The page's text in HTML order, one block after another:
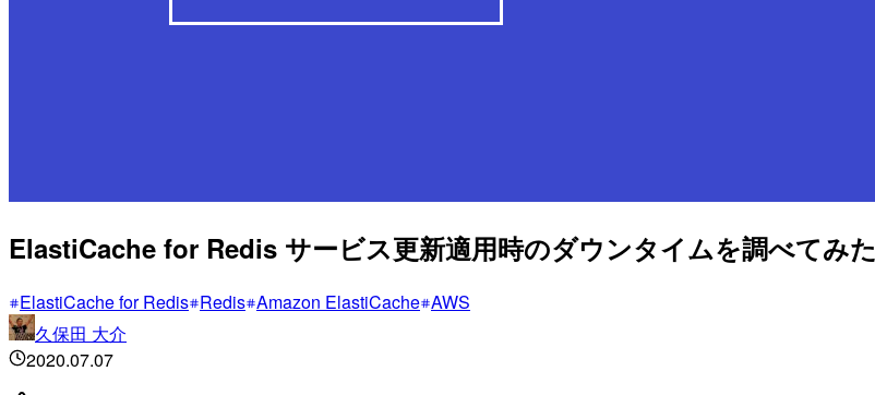
ElastiCache for Redis サービス更新適用時のダウンタイムを調べてみた
ElastiCache for Redis Redis Amazon ElastiCache AWS
久保田 大介
2020.07.07